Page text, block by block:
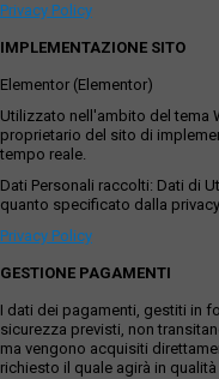
Privacy Policy
IMPLEMENTAZIONE SITO
Elementor (Elementor)
Utilizzato nell'ambito del tema
proprietario del sito di
tempo reale.
Dati Personali raccolti: Dati di
quanto specificato dalla
Privacy Policy
GESTIONE PAGAMENTI
I dati dei pagamenti, gestiti in
sicurezza previsti, non
ma vengono acquisiti
richiesto il quale agirà in